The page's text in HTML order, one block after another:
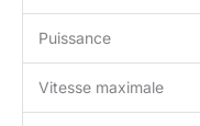
Puissance
Vitesse maximale